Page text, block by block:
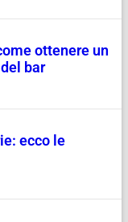
ottenere un
bar
ecco le